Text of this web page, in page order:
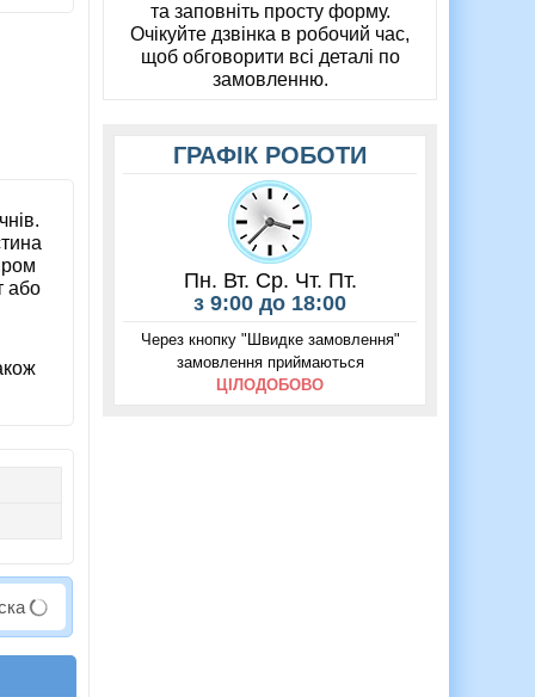
або
та заповніть просту форму.
Очікуйте дзвінка в робочий час,
щоб обговорити всі деталі по
замовленню.
ГРАФІК РОБОТИ
Пн. Вт. Ср. Чт. Пт.
з 9:00 до 18:00
Через кнопку "Швидке замовлення"
замовлення приймаються
ЦІЛОДОБОВО